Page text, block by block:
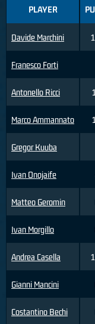
PLAYER
Davide Marchini
Franesco Forti
Antonello Ricci
Marco Ammannato
Gregor Kuuba
Ivan Onojaife
Matteo Geromin
Ivan Morgillo
Andrea Casella
Gianni Mancini
Costantino Bechi